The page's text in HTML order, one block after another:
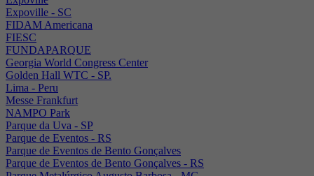
Expoville - SC
FIDAM Americana
FIESC
FUNDAPARQUE
Georgia World Congress Center
Golden Hall WTC - SP.
Lima - Peru
Messe Frankfurt
NAMPO Park
Parque da Uva - SP
Parque de Eventos - RS
Parque de Eventos de Bento Gonçalves
Parque de Eventos de Bento Gonçalves - RS